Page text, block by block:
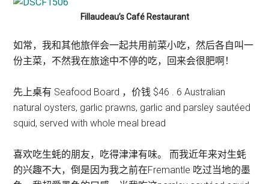
Fillaudeau’s Café Restaurant
如常，我和其他旅伴会一起共用前菜小吃，然后各自叫一
份主菜，不然我在旅途中不停的吃，回来会很肥啊！
先上桌有 Seafood Board ，价钱 $46 . 6 Australian
natural oysters, garlic prawns, garlic and parsley sautéed
squid, served with whole meal bread
喜欢吃生蚝的朋友，吃得津津有味。 而我近年来对生蚝
的兴趣不大，倒是因为我之前在Fremantle 吃过当地的墨